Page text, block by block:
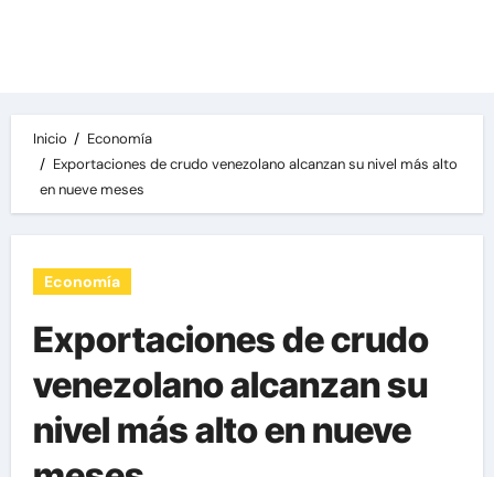
Inicio
Economía
Exportaciones de crudo venezolano alcanzan su nivel más alto
en nueve meses
Economía
Exportaciones de crudo
venezolano alcanzan su
nivel más alto en nueve